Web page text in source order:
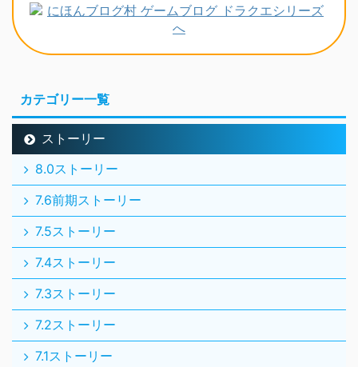
カテゴリー一覧
ストーリー
8.0ストーリー
7.6前期ストーリー
7.5ストーリー
7.4ストーリー
7.3ストーリー
7.2ストーリー
7.1ストーリー